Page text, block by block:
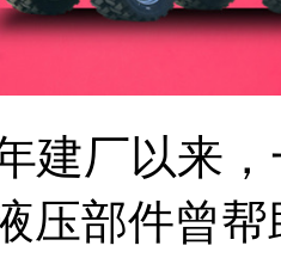
建厂以来
压部件曾